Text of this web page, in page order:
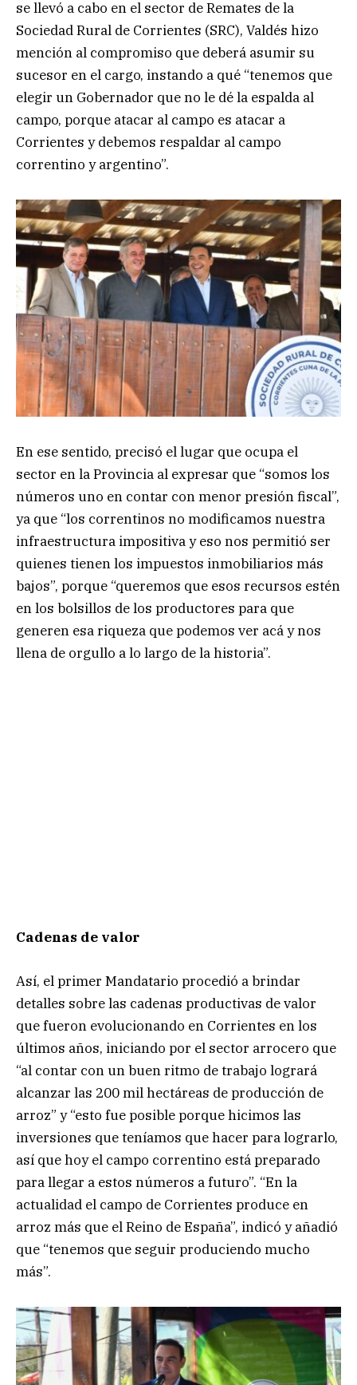
se llevó a cabo en el sector de Remates de la
Sociedad Rural de Corrientes (SRC), Valdés hizo
mención al compromiso que deberá asumir su
sucesor en el cargo, instando a qué “tenemos que
elegir un Gobernador que no le dé la espalda al
campo, porque atacar al campo es atacar a
Corrientes y debemos respaldar al campo
correntino y argentino”.
En ese sentido, precisó el lugar que ocupa el
sector en la Provincia al expresar que “somos los
números uno en contar con menor presión fiscal”,
ya que “los correntinos no modificamos nuestra
infraestructura impositiva y eso nos permitió ser
quienes tienen los impuestos inmobiliarios más
bajos”, porque “queremos que esos recursos estén
en los bolsillos de los productores para que
generen esa riqueza que podemos ver acá y nos
llena de orgullo a lo largo de la historia”.
Cadenas de valor
Así, el primer Mandatario procedió a brindar
detalles sobre las cadenas productivas de valor
que fueron evolucionando en Corrientes en los
últimos años, iniciando por el sector arrocero que
“al contar con un buen ritmo de trabajo logrará
alcanzar las 200 mil hectáreas de producción de
arroz” y “esto fue posible porque hicimos las
inversiones que teníamos que hacer para lograrlo,
así que hoy el campo correntino está preparado
para llegar a estos números a futuro”. “En la
actualidad el campo de Corrientes produce en
arroz más que el Reino de España”, indicó y añadió
que “tenemos que seguir produciendo mucho
más”.